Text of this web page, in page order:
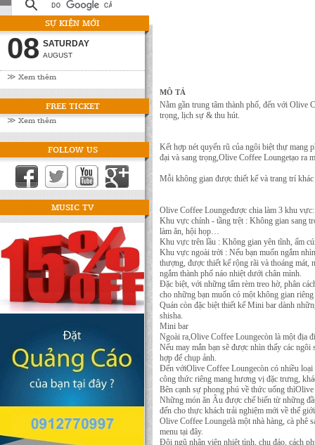
SỰ KIỆN MỚI
08 SATURDAY
AUGUST
≫ Xem thêm
FREE TICKET
≫ Xem thêm
FOLLOW US
MUSIC TV
MÔ TẢ
Nằm gần trung tâm thành phố, đến với Olive
trọng, lịch sự & thu hút.
Kết hợp nét quyến rũ của ngôi biệt thự mang
đại và sang trọng,Olive Coffee Loungetạo ra
Mỗi không gian được thiết kế và trang trí
Olive Coffee Loungeđược chia làm 3 khu vực:
Khu vực chính - tầng trệt : Không gian sang
làm ăn, hội họp…
Khu vực trên lầu : Không gian yên tĩnh, ấm
Khu vực ngoài trời : Nếu bạn muốn ngắm
thượng, được thiết kế rộng rãi và thoáng mát,
ngắm thành phố náo nhiệt dưới chân mình.
Đặc biệt, với những tấm rèm treo hờ, phân
cho những bạn muốn có một không gian
Quán còn đặc biệt thiết kế Mini bar dành
shisha.
Mini bar
Ngoài ra,Olive Coffee Loungecòn là một địa
Nếu may mắn bạn sẽ được nhìn thấy các
hợp để chụp ảnh.
Đến vớiOlive Coffee Loungecòn có nhiều
công thức riêng mang hương vị đặc trưng,
Bên cạnh sự phong phú về thức uống
Những món ăn Âu được chế biến từ những
đến cho thực khách trải nghiệm mới về thế
Olive Coffee Loungelà một nhà hàng, cà phê
menu tại đây.
Đội ngũ nhân viên nhiệt tình, chu đáo, cách